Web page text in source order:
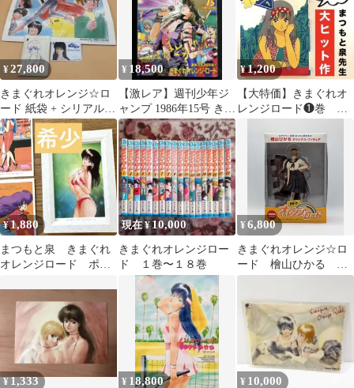
¥27,800
きまぐれオレンジ☆ロ
ード 紙袋 + シリアル
NO入カード + ケース
¥ 18,500
【激レア】週刊少年ジ
ャンプ 1986年15号 きま
ぐれオレンジロード
¥1,200
【大特価】きまぐれオ
レンジロード❶巻 ま
ミックス
¥1,880
まつもと泉 きまぐれ
オレンジロード ポス
現在 ¥ 10,000
きまぐれオレンジロー
ド １巻〜１８巻
¥6,800
きまぐれオレンジ☆ロ
ード 檜山ひかる オ
リジナル フィギュ
¥1,333 ¥ 18,800 ¥ 10,000